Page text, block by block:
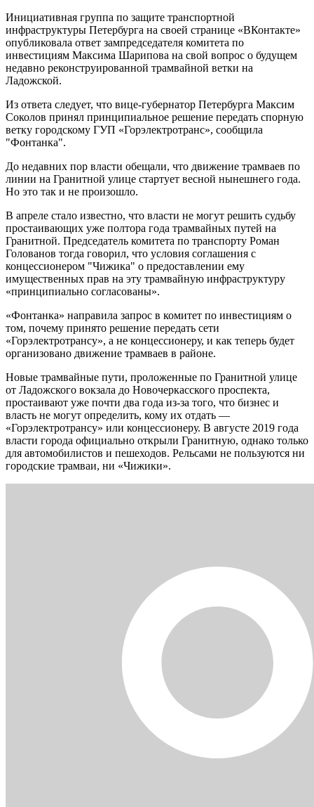
Инициативная группа по защите транспортной
инфраструктуры Петербурга на своей странице «ВКонтакте»
опубликовала ответ зампредседателя комитета по
инвестициям Максима Шарипова на свой вопрос о будущем
недавно реконструированной трамвайной ветки на
Ладожской.
Из ответа следует, что вице-губернатор Петербурга Максим
Соколов принял принципиальное решение передать спорную
ветку городскому ГУП «Горэлектротранс», сообщила
"Фонтанка".
До недавних пор власти обещали, что движение трамваев по
линии на Гранитной улице стартует весной нынешнего года.
Но это так и не произошло.
В апреле стало известно, что власти не могут решить судьбу
простаивающих уже полтора года трамвайных путей на
Гранитной. Председатель комитета по транспорту Роман
Голованов тогда говорил, что условия соглашения с
концессионером "Чижика" о предоставлении ему
имущественных прав на эту трамвайную инфрaструктуру
«принципиально согласованы».
«Фонтанка» направила запрос в комитет по инвестициям о
том, почему принято решение передать сети
«Горэлектротрансу», а не концессионеру, и как теперь будет
организовано движение трамваев в районе.
Новые трамвайные пути, проложенные по Гранитной улице
от Ладожского вокзала до Новочеркасского проспекта,
простаивают уже почти два года из-за того, что бизнес и
власть не могут определить, кому их отдать —
«Горэлектротрансу» или концессионеру. В августе 2019 года
власти города официально открыли Гранитную, однако только
для автомобилистов и пешеходов. Рельсами не пользуются ни
городские трамваи, ни «Чижики».